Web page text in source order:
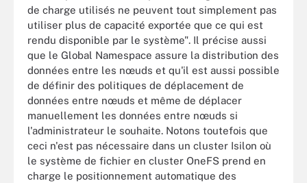
de charge utilisés ne peuvent tout simplement pas
utiliser plus de capacité exportée que ce qui est
rendu disponible par le système". Il précise aussi
que le Global Namespace assure la distribution des
données entre les nœuds et qu'il est aussi possible
de définir des politiques de déplacement de
données entre nœuds et même de déplacer
manuellement les données entre nœuds si
l'administrateur le souhaite. Notons toutefois que
ceci n'est pas nécessaire dans un cluster Isilon où
le système de fichier en cluster OneFS prend en
charge le positionnement automatique des